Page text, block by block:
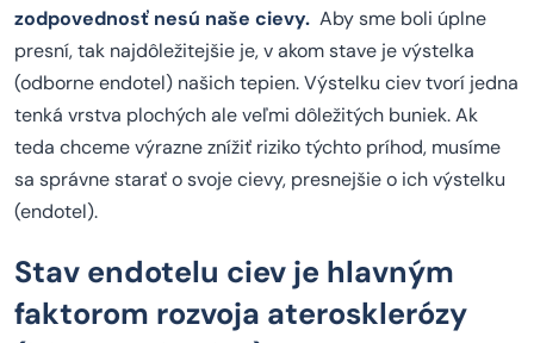
zodpovednosť nesú naše cievy. Aby sme boli úplne
presní, tak najdôležitejšie je, v akom stave je výstelka
(odborne endotel) našich tepien. Výstelku ciev tvorí jedna
tenká vrstva plochých ale veľmi dôležitých buniek. Ak
teda chceme výrazne znížiť riziko týchto príhod, musíme
sa správne starať o svoje cievy, presnejšie o ich výstelku
(endotel).
Stav endotelu ciev je hlavným
faktorom rozvoja aterosklerózy